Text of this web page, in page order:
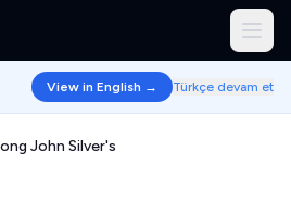
View in English → Türkçe devam et
John Silver's